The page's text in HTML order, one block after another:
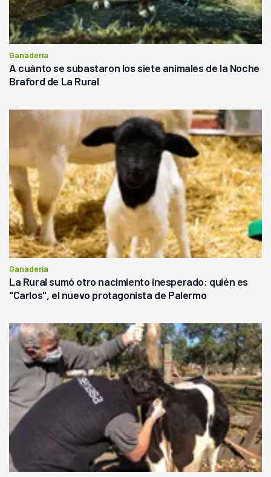
Ganadería
A cuánto se subastaron los siete animales de la Noche
Braford de La Rural
Ganadería
La Rural sumó otro nacimiento inesperado: quién es
"Carlos", el nuevo protagonista de Palermo